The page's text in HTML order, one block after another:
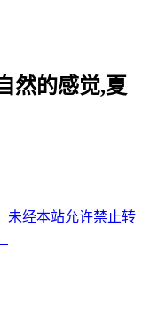
然的感觉,夏
未经本站允许禁止转